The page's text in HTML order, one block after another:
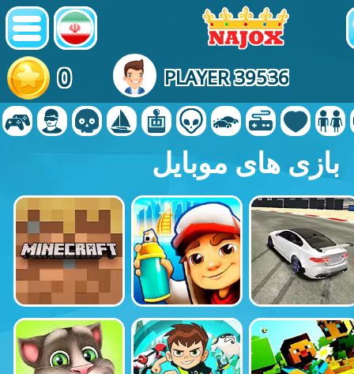
0 PLAYER 39536
بازی های موبایل